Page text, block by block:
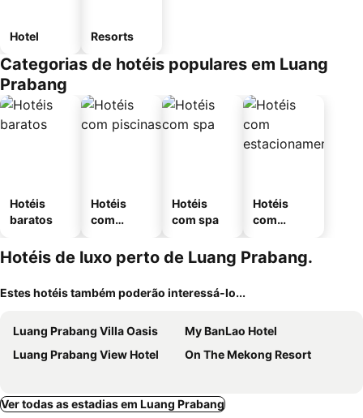
Hotel Resorts
Categorias de hotéis populares em Luang
Prabang
Hotéis
baratos
Hotéis
com
Hotéis
com spa
Hotéis
com
mento
Hotéis de luxo perto de Luang Prabang.
Estes hotéis também poderão interessá-lo...
Luang Prabang Villa Oasis
My BanLao Hotel
Luang Prabang View Hotel
On The Mekong Resort
Ver todas as estadias em Luang Prabang